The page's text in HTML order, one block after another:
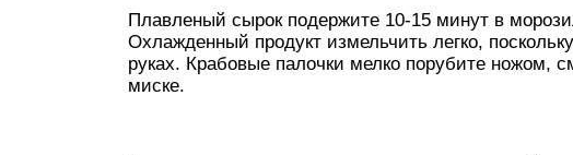
Плавленый сырок подержите 10-15 минут в
Охлажденный продукт измельчить легко,
руках. Крабовые палочки мелко порубите ножом,
миске.